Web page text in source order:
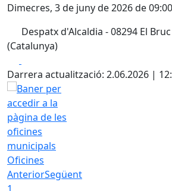
Dimecres, 3 de juny de 2026 de
Despatx d'Alcaldia - 08294 El
(Catalunya)
Darrera actualització: 2.06.2026 |
Oficines
AnteriorSegüent